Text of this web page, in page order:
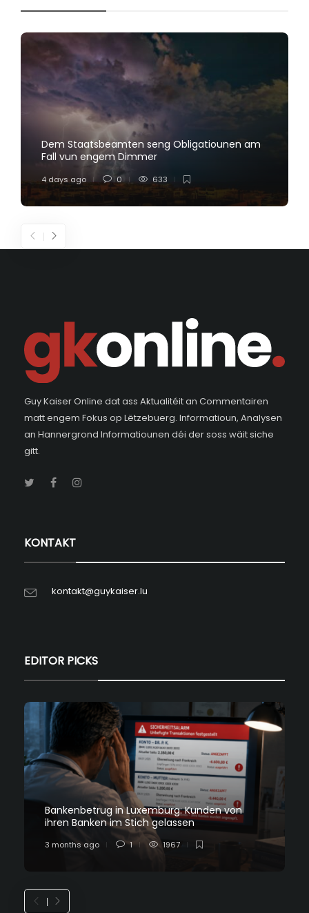
Dem Staatsbeamten seng Obligatiounen am
Fall vun engem Dimmer
4 days ago 0 633
Guy Kaiser Online dat ass Aktualitéit an Commentairen
matt engem Fokus op Lëtzebuerg. Informatioun, Analysen
an Hannergrond Informatiounen déi der soss wäit siche
gitt.
KONTAKT
kontakt@guykaiser.lu
EDITOR PICKS
Bankenbetrug in Luxemburg: Kunden von
ihren Banken im Stich gelassen
3 months ago 1 1967